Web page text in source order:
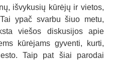
išvykusių kūrėjų ir vietos,
ypač svarbu šiuo metu,
viešos diskusijos apie
kūrėjams gyventi, kurti,
Taip pat šiai parodai